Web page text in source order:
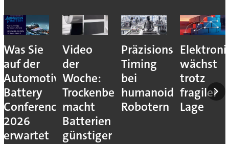
Was Sie
auf der
Automotive
Battery
Conference
2026
erwartet
Video
der
Woche:
Trockenbeschichtung
macht
Batterien
günstiger
Präzisions-
Timing
bei
humanoiden
Robotern
wächst
trotz
fragiler
Lage